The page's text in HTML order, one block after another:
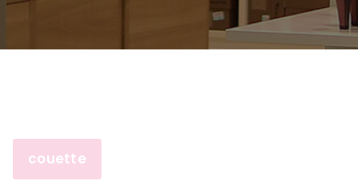
couette